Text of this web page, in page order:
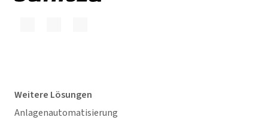
Weitere Lösungen
Anlagenautomatisierung